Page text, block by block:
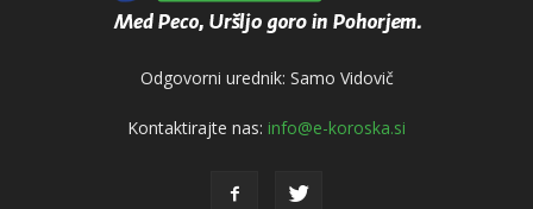
Odgovorni urednik: Samo Vidovič
Kontaktirajte nas: info@e-koroska.si